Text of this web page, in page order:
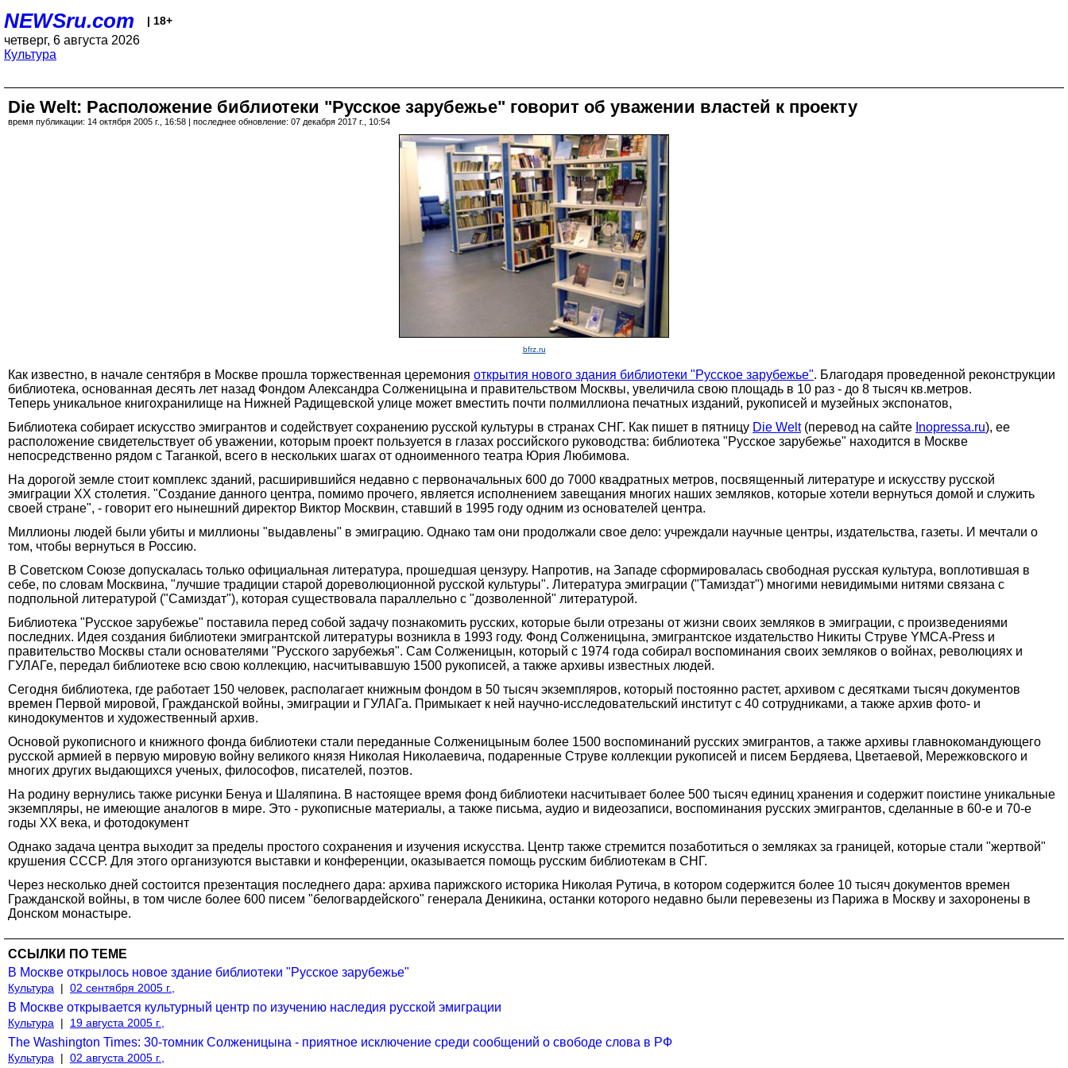
NEWSru.com | 18+
четверг, 6 августа 2026
Культура
Die Welt: Расположение библиотеки "Русское зарубежье" говорит об уважении властей к проекту
время публикации: 14 октября 2005 г., 16:58 | последнее обновление: 07 декабря 2017 г., 10:54
bfrz.ru
Как известно, в начале сентября в Москве прошла торжественная церемония открытия нового здания библиотеки "Русское зарубежье". Благодаря проведенной реконструкции
библиотека, основанная десять лет назад Фондом Александра Солженицына и правительством Москвы, увеличила свою площадь в 10 раз - до 8 тысяч кв.метров.
Теперь уникальное книгохранилище на Нижней Радищевской улице может вместить почти полмиллиона печатных изданий, рукописей и музейных экспонатов,
Библиотека собирает искусство эмигрантов и содействует сохранению русской культуры в странах СНГ. Как пишет в пятницу Die Welt(перевод на сайте Inopressa.ru), ее
расположение свидетельствует об уважении, которым проект пользуется в глазах российского руководства: библиотека "Русское зарубежье" находится в Москве
непосредственно рядом с Таганкой, всего в нескольких шагах от одноименного театра Юрия Любимова.
На дорогой земле стоит комплекс зданий, расширившийся недавно с первоначальных 600 до 7000 квадратных метров, посвященный литературе и искусству русской
эмиграции ХХ столетия. "Создание данного центра, помимо прочего, является исполнением завещания многих наших земляков, которые хотели вернуться домой и служить
своей стране", - говорит его нынешний директор Виктор Москвин, ставший в 1995 году одним из основателей центра.
Миллионы людей были убиты и миллионы "выдавлены" в эмиграцию. Однако там они продолжали свое дело: учреждали научные центры, издательства, газеты. И мечтали о
том, чтобы вернуться в Россию.
В Советском Союзе допускалась только официальная литература, прошедшая цензуру. Напротив, на Западе сформировалась свободная русская культура, воплотившая в
себе, по словам Москвина, "лучшие традиции старой дореволюционной русской культуры". Литература эмиграции ("Тамиздат") многими невидимыми нитями связана с
подпольной литературой ("Самиздат"), которая существовала параллельно с "дозволенной" литературой.
Библиотека "Русское зарубежье" поставила перед собой задачу познакомить русских, которые были отрезаны от жизни своих земляков в эмиграции, с произведениями
последних. Идея создания библиотеки эмигрантской литературы возникла в 1993 году. Фонд Солженицына, эмигрантское издательство Никиты Струве YMCA-Press и
правительство Москвы стали основателями "Русского зарубежья". Сам Солженицын, который с 1974 года собирал воспоминания своих земляков о войнах, революциях и
ГУЛАГе, передал библиотеке всю свою коллекцию, насчитывавшую 1500 рукописей, а также архивы известных людей.
Сегодня библиотека, где работает 150 человек, располагает книжным фондом в 50 тысяч экземпляров, который постоянно растет, архивом с десятками тысяч документов
времен Первой мировой, Гражданской войны, эмиграции и ГУЛАГа. Примыкает к ней научно-исследовательский институт с 40 сотрудниками, а также архив фото- и
кинодокументов и художественный архив.
Основой рукописного и книжного фонда библиотеки стали переданные Солженицыным более 1500 воспоминаний русских эмигрантов, а также архивы главнокомандующего
русской армией в первую мировую войну великого князя Николая Николаевича, подаренные Струве коллекции рукописей и писем Бердяева, Цветаевой, Мережковского и
многих других выдающихся ученых, философов, писателей, поэтов.
На родину вернулись также рисунки Бенуа и Шаляпина. В настоящее время фонд библиотеки насчитывает более 500 тысяч единиц хранения и содержит поистине уникальные
экземпляры, не имеющие аналогов в мире. Это - рукописные материалы, а также письма, аудио и видеозаписи, воспоминания русских эмигрантов, сделанные в 60-е и 70-е
годы ХХ века, и фотодокумент
Однако задача центра выходит за пределы простого сохранения и изучения искусства. Центр также стремится позаботиться о земляках за границей, которые стали "жертвой"
крушения СССР. Для этого организуются выставки и конференции, оказывается помощь русским библиотекам в СНГ.
Через несколько дней состоится презентация последнего дара: архива парижского историка Николая Рутича, в котором содержится более 10 тысяч документов времен
Гражданской войны, в том числе более 600 писем "белогвардейского" генерала Деникина, останки которого недавно были перевезены из Парижа в Москву и захоронены в
Донском монастыре.
ССЫЛКИ ПО ТЕМЕ
В Москве открылось новое здание библиотеки "Русское зарубежье"
Культура | 02 сентября 2005 г.,
В Москве открывается культурный центр по изучению наследия русской эмиграции
Культура | 19 августа 2005 г.,
The Washington Times: 30-томник Солженицына - приятное исключение среди сообщений о свободе слова в РФ
Культура | 02 августа 2005 г.,